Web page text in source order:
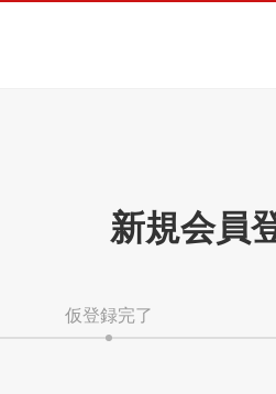
新規会員
仮登録完了